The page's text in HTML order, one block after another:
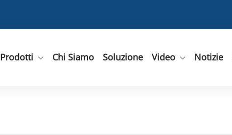
Prodotti Chi Siamo Soluzione Video Notizie